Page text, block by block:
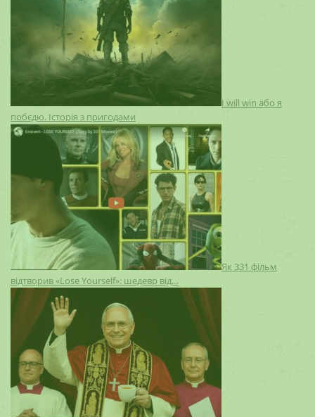
I will win або я
побєдю. Історія з пригодами
Як 331 фільм
відтворив «Lose Yourself»: шедевр від…